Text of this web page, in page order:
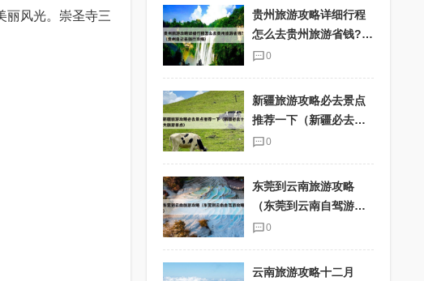
丽风光。崇圣寺三
贵州旅游攻略详细行程
怎么去贵州旅游省钱?
（贵州自己去旅行攻
0
新疆旅游攻略必去景点
推荐一下（新疆必去十
大旅游景点）
0
东莞到云南旅游攻略
（东莞到云南自驾游攻
略）
0
云南旅游攻略十二月